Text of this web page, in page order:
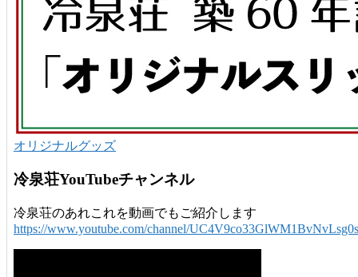
オリジナルグッズ
冷泉荘YouTubeチャンネル
冷泉荘のあれこれを動画でもご紹介します
https://www.youtube.com/channel/